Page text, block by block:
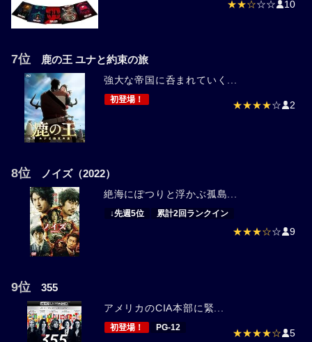
★★☆☆☆ 10
7位 鹿の王 ユナと約束の旅
強大な帝国に呑まれていく...
初登場！ ★★★★☆ 2
8位 ノイズ（2022）
絶海にぽつりと浮かぶ孤島...
↓先週5位 累計2回ランクイン
★★★☆☆ 9
9位 355
アメリカのCIA本部に緊...
初登場！ PG-12 ★★★★☆ 5